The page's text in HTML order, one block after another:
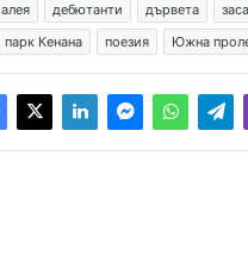
алея дебютанти дървета
парк Кенана поезия Южна